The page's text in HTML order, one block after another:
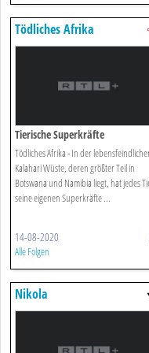
Tödliches Afrika
Tierische Superkräfte
Tödliches Afrika - In der
Kalahari Wüste, deren größter Teil in
Botswana und Namibia liegt, hat jedes
seine eigenen Superkräfte ...
14-08-2020
Alle Folgen
Nikola